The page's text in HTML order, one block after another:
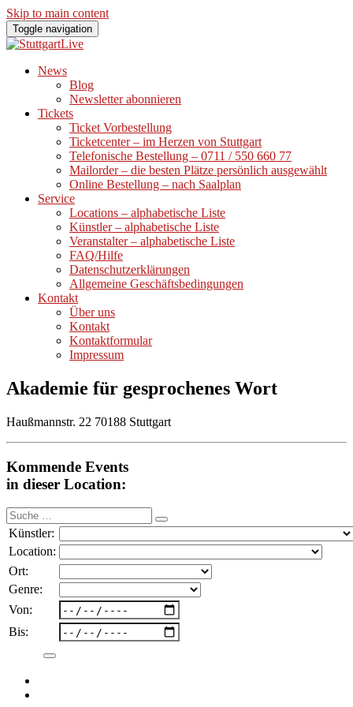
Skip to main content
Toggle navigation
News
Blog
Newsletter abonnieren
Tickets
Ticket Vorbestellung
Ticketcenter – im Herzen von Stuttgart
Telefonische Bestellung – 0711 / 550 660 77
Mailorder – die besten Plätze persönlich ausgewählt
Online Bestellung – nach Saalplan
Service
Locations – alphabetische Liste
Künstler – alphabetische Liste
Veranstalter – alphabetische Liste
FAQ/Hilfe
Datenschutzerklärungen
Allgemeine Geschäftsbedingungen
Kontakt
Über uns
Kontakt
Kontaktformular
Impressum
Akademie für gesprochenes Wort
Haußmannstr. 22 70188 Stuttgart
Kommende Events
in dieser Location:
Suche
nach:
Künstler:
Location:
Ort:
Genre:
Von:
Bis: